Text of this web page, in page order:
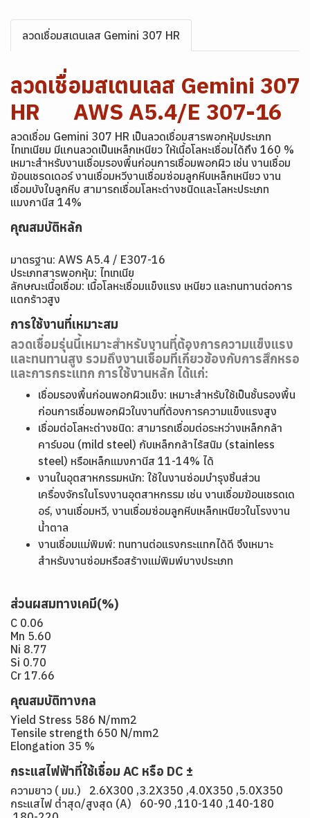
ลวดเชื่อมสเตนเลส Gemini 307 HR
ลวดเชื่อมสเตนเลส Gemini 307
HR AWS A5.4/E 307-16
ลวดเชื่อม Gemini 307 HR เป็นลวดเชื่อมสารพอกหุ้มประเภท
ไทเทเนียม มีแกนลวดเป็นเหล็กเหนียว ให้เนื้อโลหะเชื่อมได้ถึง 160 %
เหมาะสำหรับงานเชื่อมรองพื้นก่อนการเชื่อมพอกผิว เช่น งานเชื่อม
ฆ้อนเชรดเดอร์ งานเชื่อมหวีงานเชื่อมซ่อมลูกหีบเหล็กเหนียว งาน
เชื่อมบังใบลูกหีบ สามารถเชื่อมโลหะต่างชนิดและโลหะประเภท
แมงกานีส 14%
คุณสมบัติหลัก
มาตรฐาน: AWS A5.4 / E307-16
ประเภทสารพอกหุ้ม: ไทเทเนีย
ลักษณะเนื้อเชื่อม: เนื้อโลหะเชื่อมแข็งแรง เหนียว และทนทานต่อการ
แตกร้าวสูง
การใช้งานที่เหมาะสม
ลวดเชื่อมรุ่นนี้เหมาะสำหรับงานที่ต้องการความแข็งแรง
และทนทานสูง รวมถึงงานเชื่อมที่เกี่ยวข้องกับการสึกหรอ
และการกระแทก การใช้งานหลัก ได้แก่:
เชื่อมรองพื้นก่อนพอกผิวแข็ง: เหมาะสำหรับใช้เป็นชั้นรองพื้น
ก่อนการเชื่อมพอกผิวในงานที่ต้องการความแข็งแรงสูง
เชื่อมต่อโลหะต่างชนิด: สามารถเชื่อมต่อระหว่างเหล็กกล้า
คาร์บอน (mild steel) กับเหล็กกล้าไร้สนิม (stainless
steel) หรือเหล็กแมงกานีส 11-14% ได้
งานในอุตสาหกรรมหนัก: ใช้ในงานซ่อมบำรุงชิ้นส่วน
เครื่องจักรในโรงงานอุตสาหกรรม เช่น งานเชื่อมฆ้อนเชรดเด
อร์, งานเชื่อมหวี, งานเชื่อมซ่อมลูกหีบเหล็กเหนียวในโรงงาน
น้ำตาล
งานเชื่อมแม่พิมพ์: ทนทานต่อแรงกระแทกได้ดี จึงเหมาะ
สำหรับงานซ่อมหรือสร้างแม่พิมพ์บางประเภท
ส่วนผสมทางเคมี(%)
C 0.06
Mn 5.60
Ni 8.77
Si 0.70
Cr 17.66
คุณสมบัติทางกล
Yield Stress 586 N/mm2
Tensile strength 650 N/mm2
Elongation 35 %
กระแสไฟฟ้าที่ใช้เชื่อม AC หรือ DC ±
ความยาว ( มม.) 2.6X300 ,3.2X350 ,4.0X350 ,5.0X350
กระแสไฟ ต่ำสุด/สูงสุด (A) 60-90 ,110-140 ,140-180